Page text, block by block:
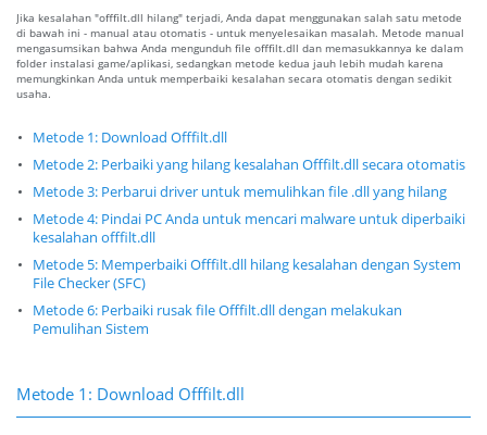
Jika kesalahan "offfilt.dll hilang" terjadi, Anda dapat menggunakan salah satu metode
di bawah ini - manual atau otomatis - untuk menyelesaikan masalah. Metode manual
mengasumsikan bahwa Anda mengunduh file offfilt.dll dan memasukkannya ke dalam
folder instalasi game/aplikasi, sedangkan metode kedua jauh lebih mudah karena
memungkinkan Anda untuk memperbaiki kesalahan secara otomatis dengan sedikit
usaha.
Metode 1: Download Offfilt.dll
Metode 2: Perbaiki yang hilang kesalahan Offfilt.dll secara otomatis
Metode 3: Perbarui driver untuk memulihkan file .dll yang hilang
Metode 4: Pindai PC Anda untuk mencari malware untuk diperbaiki
kesalahan offfilt.dll
Metode 5: Memperbaiki Offfilt.dll hilang kesalahan dengan System
File Checker (SFC)
Metode 6: Perbaiki rusak file Offfilt.dll dengan melakukan
Pemulihan Sistem
Metode 1: Download Offfilt.dll